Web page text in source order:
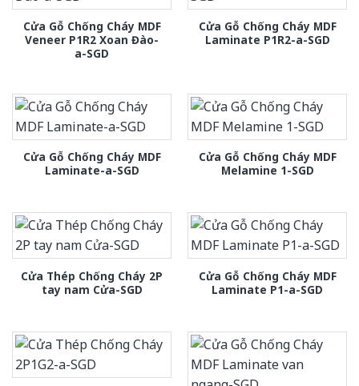
Cửa Gỗ Chống Cháy MDF
Veneer P1R2 Xoan Đào-
a-SGD
Cửa Gỗ Chống Cháy MDF
Laminate P1R2-a-SGD
Cửa Gỗ Chống Cháy MDF
Laminate-a-SGD
Cửa Gỗ Chống Cháy MDF
Melamine 1-SGD
Cửa Thép Chống Cháy 2P
tay nam Cửa-SGD
Cửa Gỗ Chống Cháy MDF
Laminate P1-a-SGD